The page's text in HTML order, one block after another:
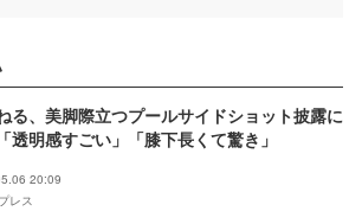
る、美脚際立つプールサイドショット披露に
透明感すごい」「膝下長くて驚き」
20:09
レス